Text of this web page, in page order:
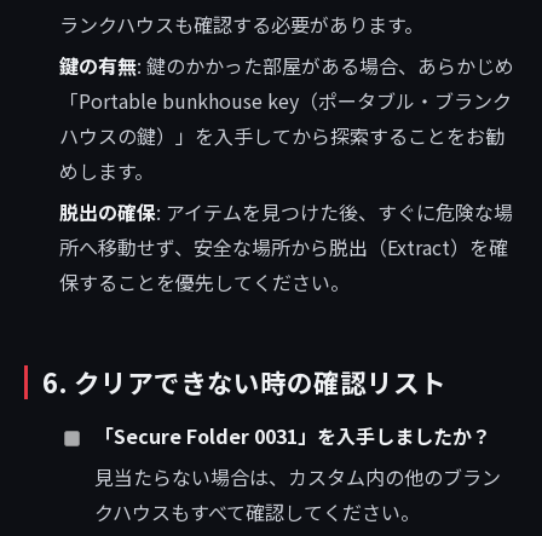
ランクハウスも確認する必要があります。
鍵の有無: 鍵のかかった部屋がある場合、あらかじめ
「Portable bunkhouse key（ポータブル・ブランク
ハウスの鍵）」を入手してから探索することをお勧
めします。
脱出の確保: アイテムを見つけた後、すぐに危険な場
所へ移動せず、安全な場所から脱出（Extract）を確
保することを優先してください。
6. クリアできない時の確認リスト
「Secure Folder 0031」を入手しましたか？
見当たらない場合は、カスタム内の他のブラン
クハウスもすべて確認してください。